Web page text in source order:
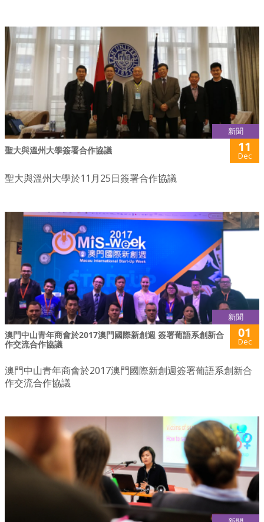
新聞
聖大與溫州大學簽署合作協議 11
Dec
聖大與溫州大學於11月25日簽署合作協議
新聞
澳門中山青年商會於2017澳門國際新創週 簽署葡語系創新合
作交流合作協議
01
Dec
澳門中山青年商會於2017澳門國際新創週簽署葡語系創新合
作交流合作協議